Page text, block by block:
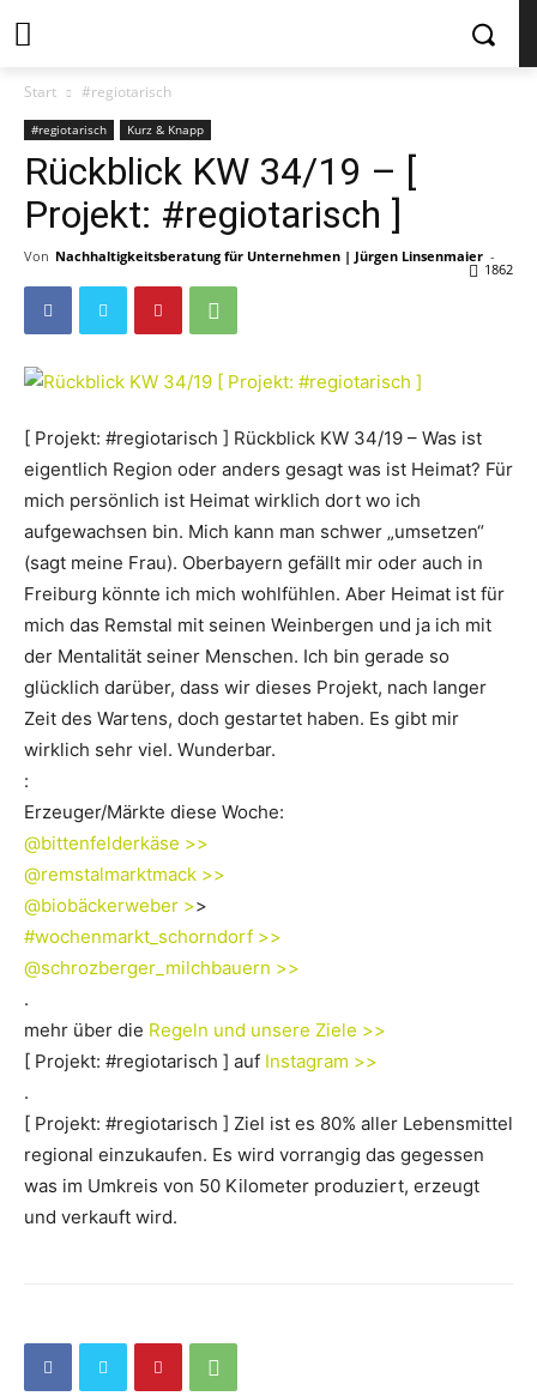
Start #regiotarisch
#regiotarisch Kurz & Knapp
Rückblick KW 34/19 – [
Projekt: #regiotarisch ]
Von Nachhaltigkeitsberatung für Unternehmen | Jürgen Linsenmaier -
1862
[ Projekt: #regiotarisch ] Rückblick KW 34/19 – Was ist
eigentlich Region oder anders gesagt was ist Heimat? Für
mich persönlich ist Heimat wirklich dort wo ich
aufgewachsen bin. Mich kann man schwer „umsetzen“
(sagt meine Frau). Oberbayern gefällt mir oder auch in
Freiburg könnte ich mich wohlfühlen. Aber Heimat ist für
mich das Remstal mit seinen Weinbergen und ja ich mit
der Mentalität seiner Menschen. Ich bin gerade so
glücklich darüber, dass wir dieses Projekt, nach langer
Zeit des Wartens, doch gestartet haben. Es gibt mir
wirklich sehr viel. Wunderbar.
:
Erzeuger/Märkte diese Woche:
@bittenfelderkäse >>
@remstalmarktmack >>
@biobäckerweber >>
#wochenmarkt_schorndorf >>
@schrozberger_milchbauern >>
.
mehr über die Regeln und unsere Ziele >>
[ Projekt: #regiotarisch ] auf Instagram >>
.
[ Projekt: #regiotarisch ] Ziel ist es 80% aller Lebensmittel
regional einzukaufen. Es wird vorrangig das gegessen
was im Umkreis von 50 Kilometer produziert, erzeugt
und verkauft wird.